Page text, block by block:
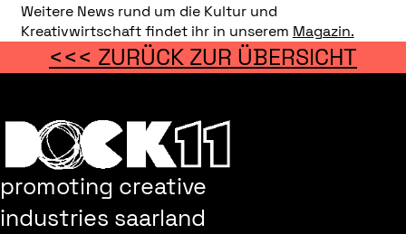
Weitere News rund um die Kultur und
Kreativwirtschaft findet ihr in unserem Magazin.
<<< ZURÜCK ZUR ÜBERSICHT
promoting creative
industries saarland